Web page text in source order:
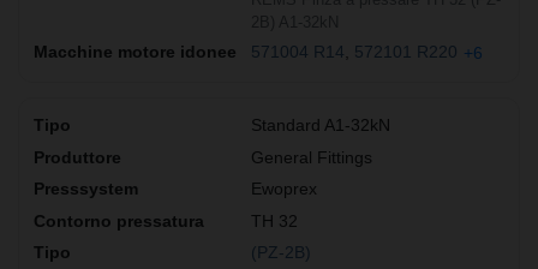
571004 R14 572101 R220 +6
Standard A1-32kN
General Fittings
Ewoprex
TH 32
(PZ-2B)